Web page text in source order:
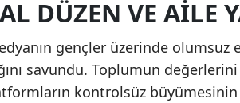
DÜZEN VE AILE
gençler üzerinde olumsuz
savundu. Toplumun
kontrolsüz büyümesinin